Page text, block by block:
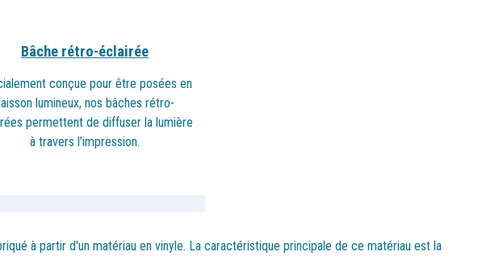
Bâche rétro-éclairée
conçue pour être posées en
lumineux, nos bâches rétro-
permettent de diffuser la lumière
à travers l’impression.
à partir d'un matériau en vinyle. La caractéristique principale de ce matériau est la